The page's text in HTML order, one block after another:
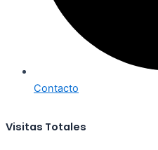
Contacto
Visitas Totales